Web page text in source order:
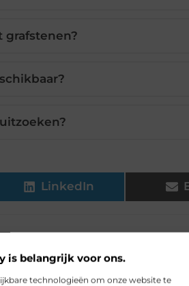
is belangrijk voor ons.
technologieën om onze website te
grafstenen?
LinkedIn